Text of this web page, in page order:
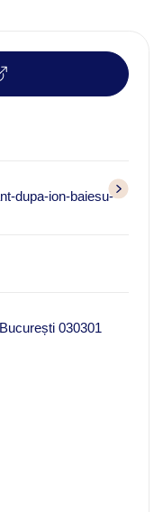
dupa-ion-baiesu-
030301